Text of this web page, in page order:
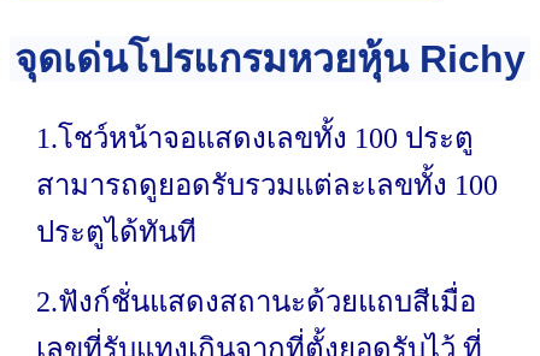
จุดเด่นโปรแกรมหวยหุ้น Richy
1.โชว์หน้าจอแสดงเลขทั้ง 100 ประตู
สามารถดูยอดรับรวมแต่ละเลขทั้ง 100
ประตูได้ทันที
2.ฟังก์ชั่นแสดงสถานะด้วยแถบสีเมื่อ
เลขที่รับแทงเกินจากที่ตั้งยอดรับไว้ ที่